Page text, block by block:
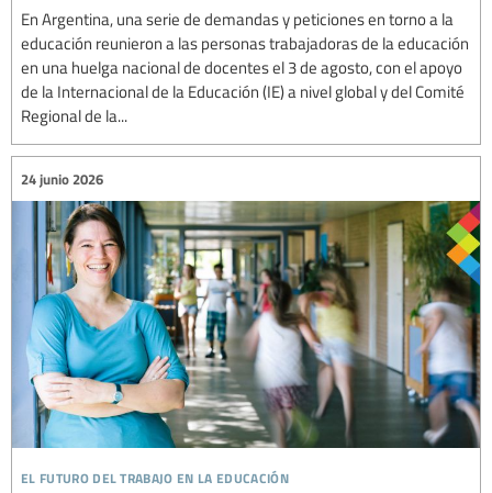
En Argentina, una serie de demandas y peticiones en torno a la
educación reunieron a las personas trabajadoras de la educación
en una huelga nacional de docentes el 3 de agosto, con el apoyo
de la Internacional de la Educación (IE) a nivel global y del Comité
Regional de la...
el futuro del trabajo en la educación
24 junio 2026